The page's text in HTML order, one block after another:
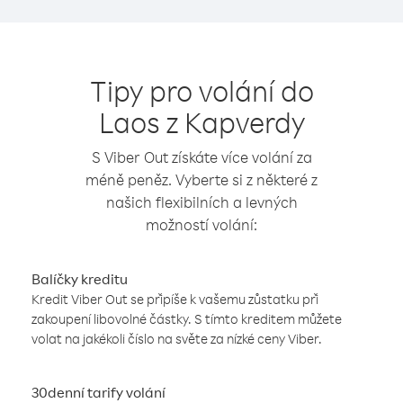
Tipy pro volání do
Laos z Kapverdy
S Viber Out získáte více volání za
méně peněz. Vyberte si z některé z
našich flexibilních a levných
možností volání:
Balíčky kreditu
Kredit Viber Out se připíše k vašemu zůstatku při
zakoupení libovolné částky. S tímto kreditem můžete
volat na jakékoli číslo na světe za nízké ceny Viber.
30denní tarify volání